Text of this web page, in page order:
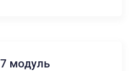
7 модуль